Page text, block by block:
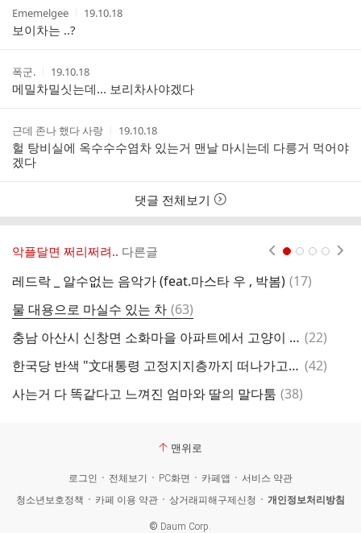
작
성
자
Ememelgee
작
간
19.10.18
보이차는 ..?
작
성
자
폭군.
작
성
시
간
19.10.18
메밀차밀싯는데... 보리차사야겠다
작
성
자
근데 존나 했다 사랑
작
성
시
19.10.18
헐 탕비실에 옥수수수염차 있는거 맨날 마시는데 다릉거 먹어야
겠다
댓글 전체보기
악플달면 쩌리쩌려.. 다른글
레드락 _ 알수없는 음악가 (feat.마스타 우 , 박봄) 댓
(17)
물 대용으로 마실수 있는 차 댓
글
(63)
충남 아산시 신창면 소화마을 아파트에서 고양이 토막 사건 발생 (사진 블러처리 되어 있음) 목격자 찾습니다 댓
(22)
한국당 반색 "文대통령 고정지지층까지 떠나가고 있다" 댓
(42)
사는거 다 똑같다고 느껴진 엄마와 딸의 말다툼 댓
(38)
맨위로
로그인 전체보기 PC화면 카페앱
서비스 약관
청소년보호정책
카페 이용 약관 상거래피해구제신청 개인정보처리방침
© Daum Corp.